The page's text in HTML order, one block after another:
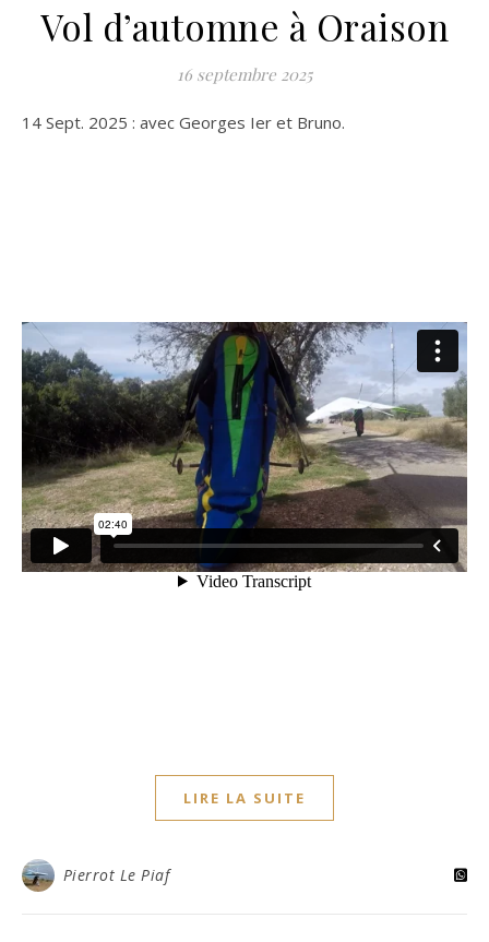
Vol d’automne à Oraison
16 septembre 2025
14 Sept. 2025 : avec Georges Ier et Bruno.
LIRE LA SUITE
Pierrot Le Piaf